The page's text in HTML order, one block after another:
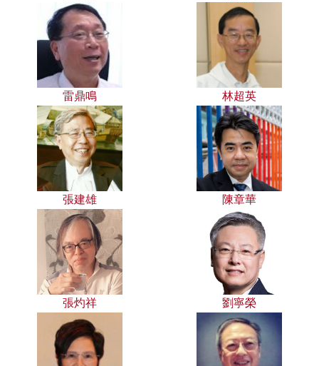
雷鼎鳴 林超英
張建雄 陳章華
張灼祥 劉寧榮